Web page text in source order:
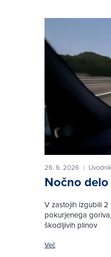
26. 6. 2026 |
Nočno delo
V zastojih izgubili
pokurjenega
škodljivih plinov
Več